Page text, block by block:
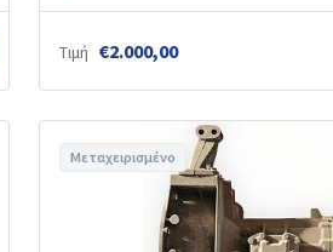
Τιμή €2.000,00
Μεταχειρισμένο